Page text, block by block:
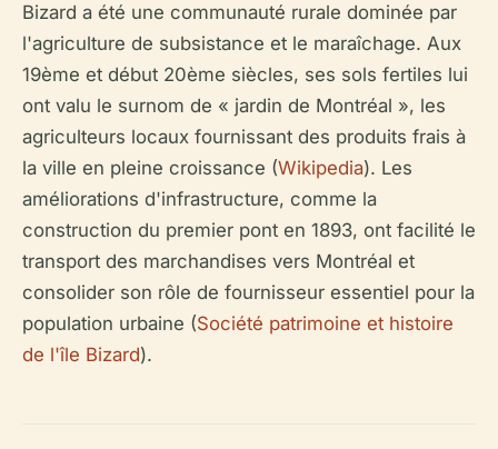
Bizard a été une communauté rurale dominée par
l'agriculture de subsistance et le maraîchage. Aux
19ème et début 20ème siècles, ses sols fertiles lui
ont valu le surnom de « jardin de Montréal », les
agriculteurs locaux fournissant des produits frais à
la ville en pleine croissance (Wikipedia). Les
améliorations d'infrastructure, comme la
construction du premier pont en 1893, ont facilité le
transport des marchandises vers Montréal et
consolider son rôle de fournisseur essentiel pour la
population urbaine (Société patrimoine et histoire
de l'île Bizard).